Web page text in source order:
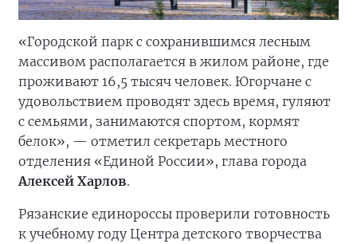
«Городской парк с сохранившимся лесным
массивом располагается в жилом районе, где
проживают 16,5 тысяч человек. Югорчане с
удовольствием проводят здесь время, гуляют
с семьями, занимаются спортом, кормят
белок», — отметил секретарь местного
отделения «Единой России», глава города
Алексей Харлов.
Рязанские единороссы проверили готовность
к учебному году Центра детского творчества